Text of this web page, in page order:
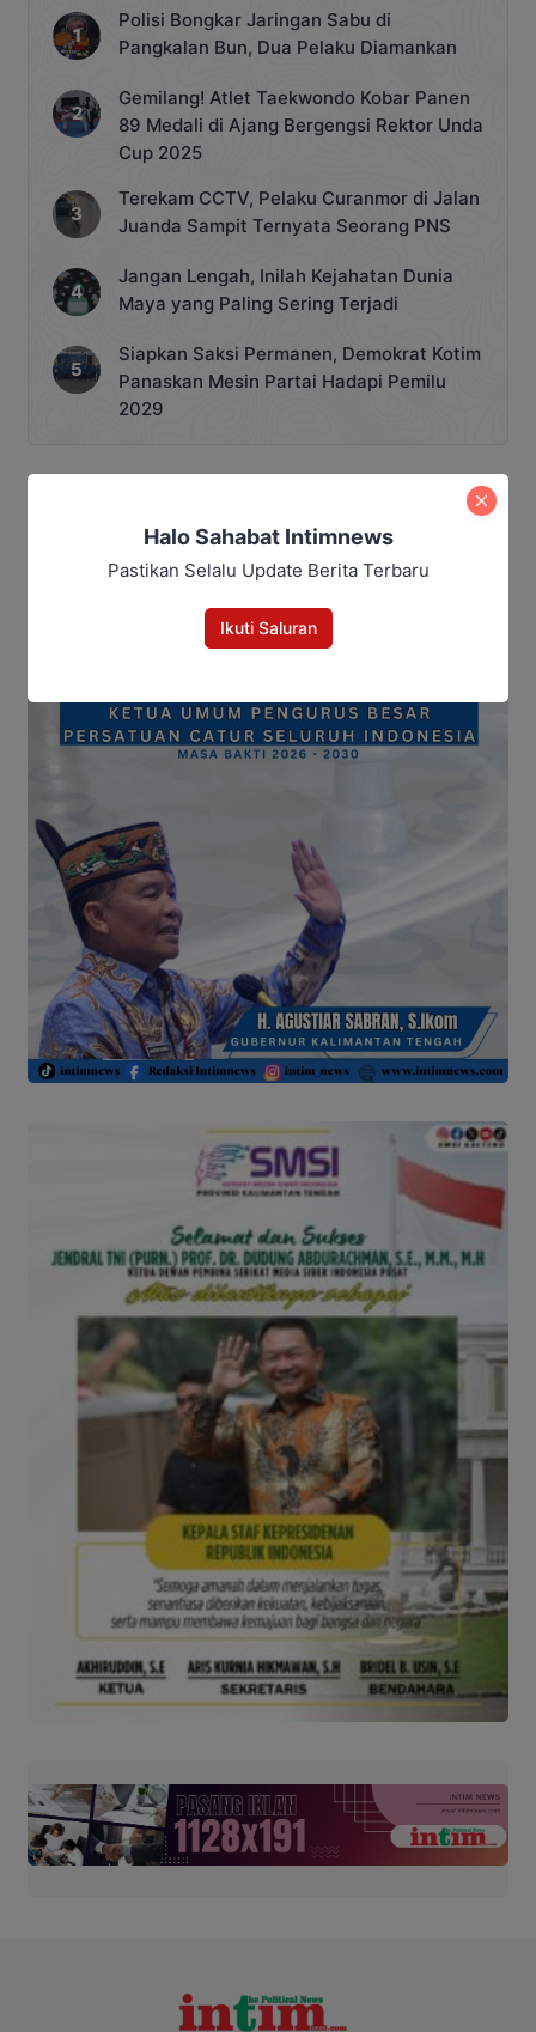
pengelolaan distribusi makanan oleh
penyedia dapur MBG. Kasus terbaru
terjadi di Kota […]
Polisi Bongkar Jaringan Sabu di
Pangkalan Bun, Dua Pelaku Diamankan
Gemilang! Atlet Taekwondo Kobar Panen
89 Medali di Ajang Bergengsi Rektor Unda
Cup 2025
Terekam CCTV, Pelaku Curanmor di Jalan
Juanda Sampit Ternyata Seorang PNS
Jangan Lengah, Inilah Kejahatan Dunia
Maya yang Paling Sering Terjadi
Siapkan Saksi Permanen, Demokrat Kotim
Panaskan Mesin Partai Hadapi Pemilu
2029
Halo Sahabat Intimnews
Pastikan Selalu Update Berita Terbaru
Ikuti Saluran